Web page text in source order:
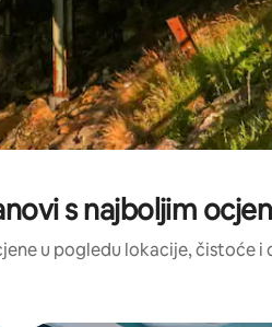
s najboljim
u pogledu lokacije, čistoće